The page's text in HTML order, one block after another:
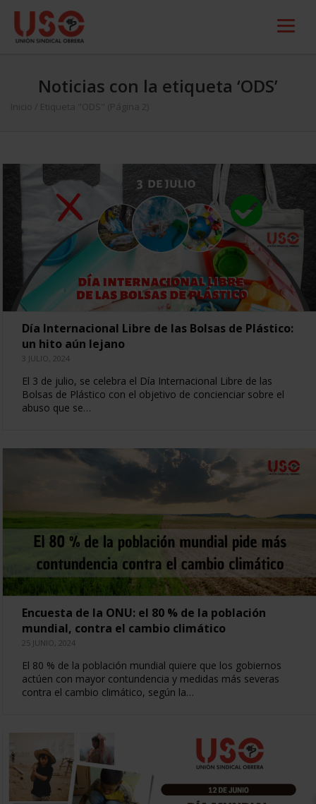
Noticias con la etiqueta ‘ODS’
Inicio Etiqueta "ODS" (Página 2)
Día Internacional Libre de las Bolsas de Plástico:
un hito aún lejano
3 JULIO, 2024
El 3 de julio, se celebra el Día Internacional Libre de las
Bolsas de Plástico con el objetivo de concienciar sobre el
abuso que se…
Encuesta de la ONU: el 80 % de la población
mundial, contra el cambio climático
25 JUNIO, 2024
El 80 % de la población mundial quiere que los gobiernos
actúen con mayor contundencia y medidas más severas
contra el cambio climático, según la…